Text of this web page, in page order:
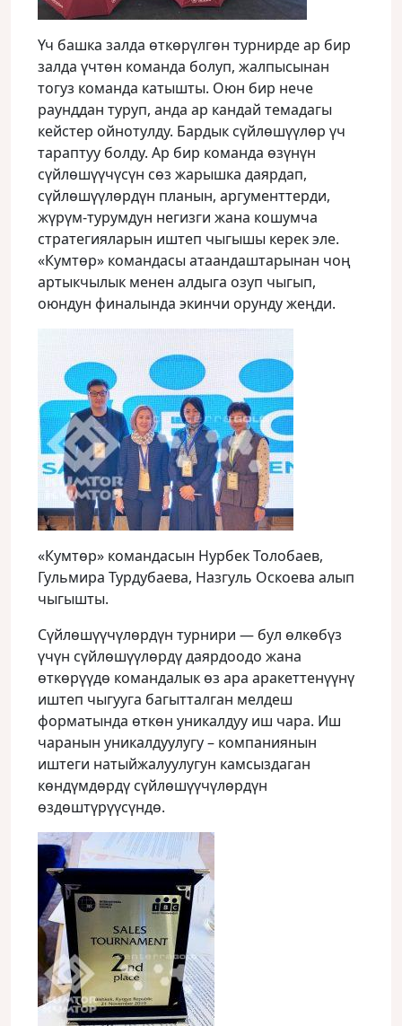
Үч башка залда өткөрүлгөн турнирде ар бир
залда үчтөн команда болуп, жалпысынан
тогуз команда катышты. Оюн бир нече
раунддан туруп, анда ар кандай темадагы
кейстер ойнотулду. Бардык сүйлөшүүлөр үч
тараптуу болду. Ар бир команда өзүнүн
сүйлөшүүчүсүн сөз жарышка даярдап,
сүйлөшүүлөрдүн планын, аргументтерди,
жүрүм-турумдун негизги жана кошумча
стратегияларын иштеп чыгышы керек эле.
«Кумтөр» командасы атаандаштарынан чоң
артыкчылык менен алдыга озуп чыгып,
оюндун финалында экинчи орунду жеңди.
«Кумтөр» командасын Нурбек Толобаев,
Гульмира Турдубаева, Назгуль Оскоева алып
чыгышты.
Сүйлөшүүчүлөрдүн турнири — бул өлкөбүз
үчүн сүйлөшүүлөрдү даярдоодо жана
өткөрүүдө командалык өз ара аракеттенүүнү
иштеп чыгууга багытталган мелдеш
форматында өткөн уникалдуу иш чара. Иш
чаранын уникалдуулугу – компаниянын
иштеги натыйжалуулугун камсыздаган
көндүмдөрдү сүйлөшүүчүлөрдүн
өздөштүрүүсүндө.